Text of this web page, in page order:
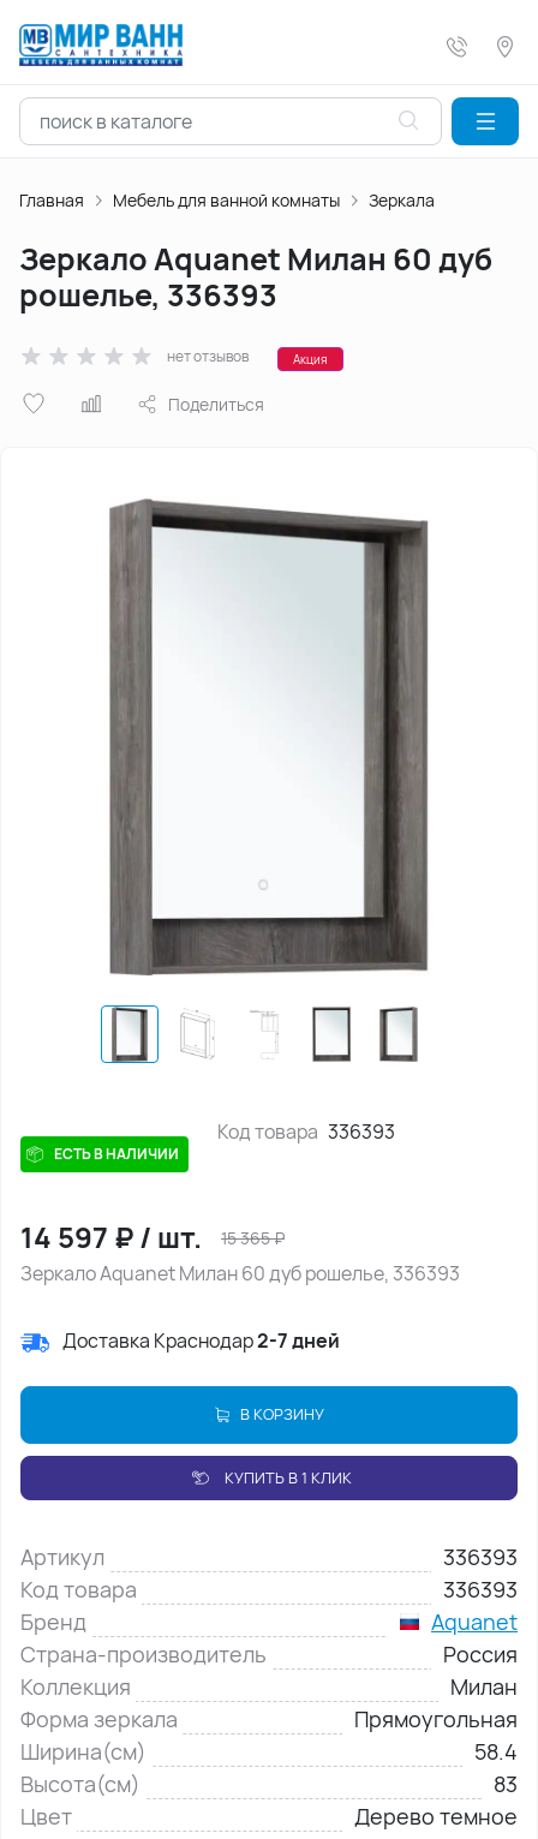
Главная Мебель для ванной комнаты Зеркала
Зеркало Aquanet Милан 60 дуб
рошелье, 336393
нет отзывов Акция
Поделиться
ЕСТЬ В НАЛИЧИИ
Код товара 336393
14 597 ₽/ шт. 15 365₽
Зеркало Aquanet Милан 60 дуб рошелье, 336393
Доставка Краснодар2-7 дней
В КОРЗИНУ
КУПИТЬ В 1 КЛИК
Артикул
336393
Код товара
336393
Бренд
Aquanet
Страна-производитель
Россия
Коллекция
Милан
Форма зеркала
Прямоугольная
Ширина(см)
58.4
Высота(см)
83
Цвет
Дерево темное